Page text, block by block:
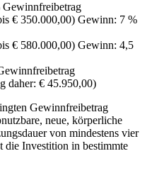
€ 350.000,00) Gewinn: 7 %
€ 580.000,00) Gewinn: 4,5
daher: € 45.950,00)
Gewinnfreibetrag
neue, körperliche
von mindestens vier
die Investition in bestimmte